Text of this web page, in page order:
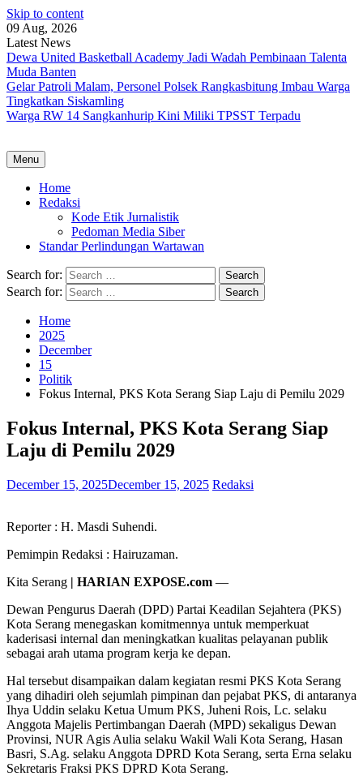
Skip to content
09 Aug, 2026
Latest News
Dewa United Basketball Academy Jadi Wadah Pembinaan Talenta
Muda Banten
Gelar Patroli Malam, Personel Polsek Rangkasbitung Imbau Warga
Tingkatkan Siskamling
Warga RW 14 Sangkanhurip Kini Miliki TPSST Terpadu
Menu
Home
Redaksi
Kode Etik Jurnalistik
Pedoman Media Siber
Standar Perlindungan Wartawan
Search for:
Search for:
Home
2025
December
15
Politik
Fokus Internal, PKS Kota Serang Siap Laju di Pemilu 2029
Fokus Internal, PKS Kota Serang Siap
Laju di Pemilu 2029
December 15, 2025December 15, 2025 Redaksi
Reporter : H. Masdi Suhendi.
Pemimpin Redaksi : Hairuzaman.
Kita Serang | HARIAN EXPOSE.com —
Dewan Pengurus Daerah (DPD) Partai Keadilan Sejahtera (PKS)
Kota Serang menegaskan komitmennya untuk memperkuat
kaderisasi internal dan meningkatkan kualitas pelayanan publik
sebagai arah utama program kerja ke depan.
Hal tersebut disampaikan dalam kegiatan resmi PKS Kota Serang
yang dihadiri oleh sejumlah pimpinan dan pejabat PKS, di antaranya
Ihya Uddin selaku Ketua Umum PKS, Juheni Rois, Lc. selaku
Anggota Majelis Pertimbangan Daerah (MPD) sekaligus Dewan
Provinsi, NUR Agis Aulia selaku Wakil Wali Kota Serang, Hasan
Basri, S.Ag. selaku Anggota DPRD Kota Serang, serta Erna selaku
Sekretaris Fraksi PKS DPRD Kota Serang.